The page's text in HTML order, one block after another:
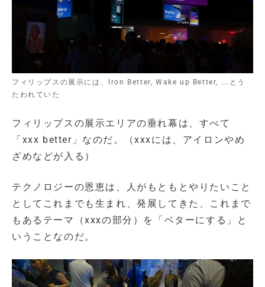
フィリップスの展示には、Iron Better, Wake up Better, ….とう
たわれていた
フィリップスの展示エリアの垂れ幕は、すべて
「xxx better」なのだ。（xxxには、アイロンやめ
ざめなどが入る）
テクノロジーの恩恵は、人がもともとやりたいこと
としてこれまでも生まれ、発展してきた、これまで
もあるテーマ（xxxの部分）を「ベターにする」と
いうことなのだ。